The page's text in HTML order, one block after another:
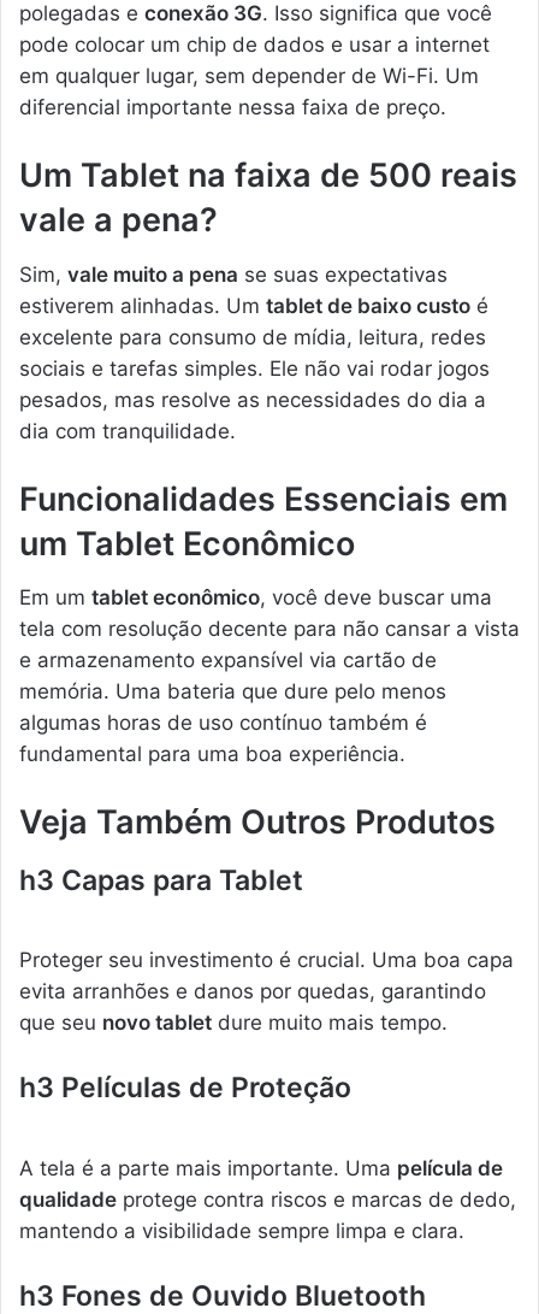
polegadas e conexão 3G. Isso significa que você
pode colocar um chip de dados e usar a internet
em qualquer lugar, sem depender de Wi-Fi. Um
diferencial importante nessa faixa de preço.
Um Tablet na faixa de 500 reais
vale a pena?
Sim, vale muito a pena se suas expectativas
estiverem alinhadas. Um tablet de baixo custo é
excelente para consumo de mídia, leitura, redes
sociais e tarefas simples. Ele não vai rodar jogos
pesados, mas resolve as necessidades do dia a
dia com tranquilidade.
Funcionalidades Essenciais em
um Tablet Econômico
Em um tablet econômico, você deve buscar uma
tela com resolução decente para não cansar a vista
e armazenamento expansível via cartão de
memória. Uma bateria que dure pelo menos
algumas horas de uso contínuo também é
fundamental para uma boa experiência.
Veja Também Outros Produtos
h3 Capas para Tablet
Proteger seu investimento é crucial. Uma boa capa
evita arranhões e danos por quedas, garantindo
que seu novo tablet dure muito mais tempo.
h3 Películas de Proteção
A tela é a parte mais importante. Uma película de
qualidade protege contra riscos e marcas de dedo,
mantendo a visibilidade sempre limpa e clara.
h3 Fones de Ouvido Bluetooth